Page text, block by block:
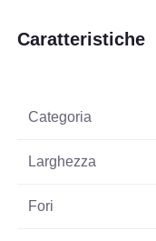
Caratteristiche
Categoria
Larghezza
Fori